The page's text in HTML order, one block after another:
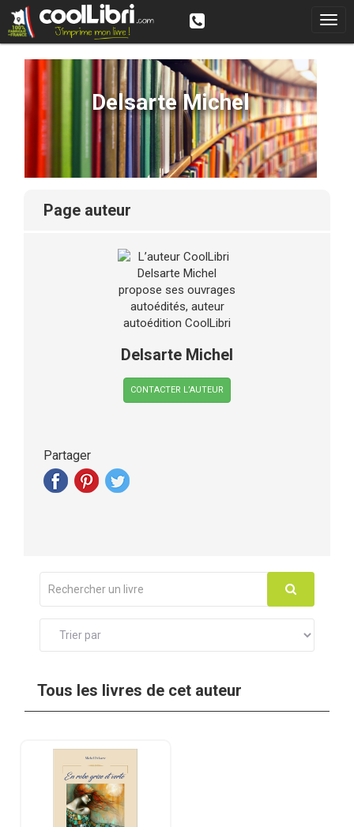
Delsarte Michel
page auteur
Delsarte Michel
CONTACTER L’AUTEUR
Partager
Tous les livres de cet auteur